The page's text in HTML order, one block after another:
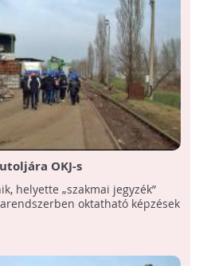
OKJ-s
helyette „szakmai jegyzék”
oktatható képzések